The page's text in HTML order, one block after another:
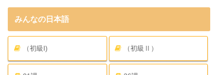
みんなの日本語
（初級I) （初級Ⅱ）